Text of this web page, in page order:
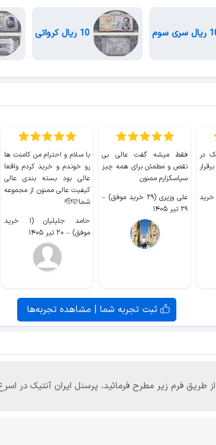
10 ریال کرواتی
در
حجازی (۷ خرید
فقط میشه گفت عالی بی
نقص و مطمئن برای همه چیز
سپاسگزارم ممنون
علی وزیری (۲۹ خرید موفق)
–
۲۹ تیر ۱۴۰۵
با سلام و احترام من کامنت ها
رو خوندم و خرید کردم واقعا
عالی بود بسته بندی عالی
کیفیت عالی ممنون از مجموعه
شما🫡🩷
حامد جلیلیان (۱ خرید
موفق) – ۲۰ تیر ۱۴۰۵
ثبت تجربه شما | مشاهده تجربه‌ها
از طریق فرم زیر مطرح فرمائید، پرسنل ایران